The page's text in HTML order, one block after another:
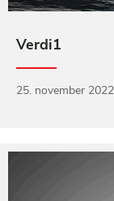
Verdi1
25. november 2022